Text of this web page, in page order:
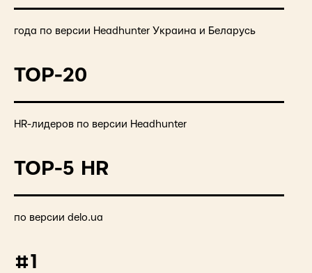
года по версии Headhunter Украина и Беларусь
TOP-20
HR-лидеров по версии Headhunter
TOP-5 HR
по версии delo.ua
#1